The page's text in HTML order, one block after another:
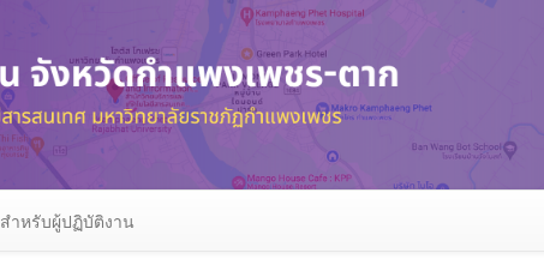
สำหรับผู้ปฏิบัติงาน